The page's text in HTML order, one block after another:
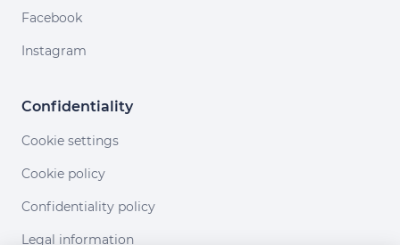
Facebook
Instagram
Confidentiality
Cookie settings
Cookie policy
Confidentiality policy
Legal information